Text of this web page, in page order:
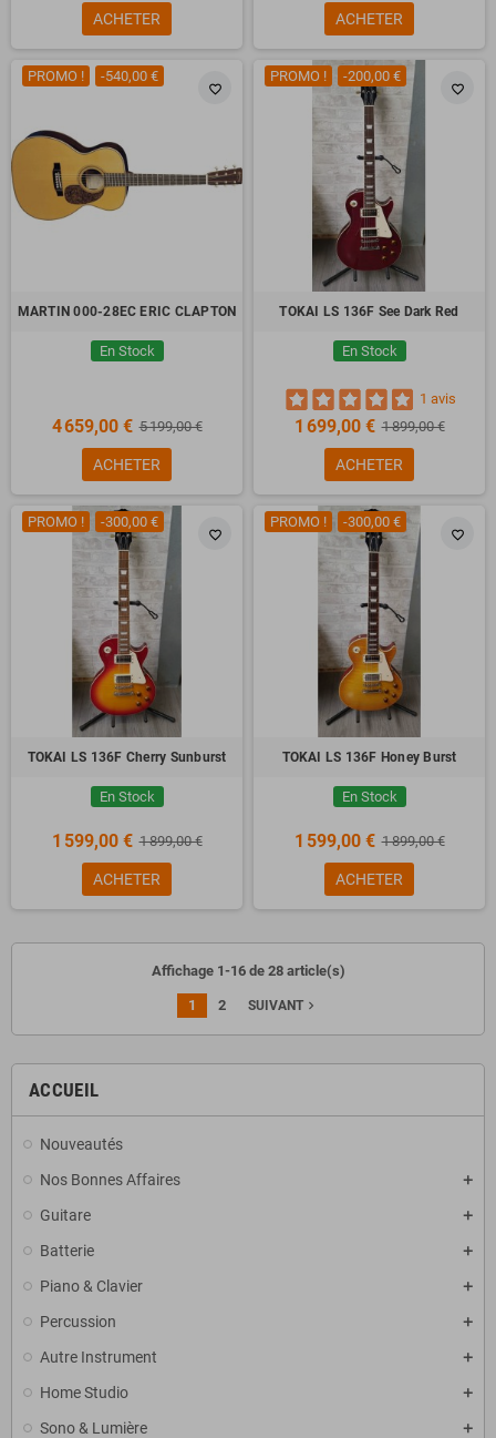
ACCUEIL
Nouveautés
Nos Bonnes Affaires
Guitare
Batterie
Piano & Clavier
Percussion
Autre Instrument
Home Studio
Sono & Lumière
ACHETER ACHETER
favorite_border
PROMO ! -540,00 €
MARTIN 000-28EC ERIC CLAPTON
En Stock
4 659,00 € 5 199,00 €
ACHETER
favorite_border
PROMO ! -200,00 €
TOKAI LS 136F See Dark Red
En Stock
1 avis
1 699,00 € 1 899,00 €
ACHETER
favorite_border
PROMO ! -300,00 €
TOKAI LS 136F Cherry Sunburst
En Stock
1 599,00 € 1 899,00 €
ACHETER
favorite_border
PROMO ! -300,00 €
TOKAI LS 136F Honey Burst
En Stock
1 599,00 € 1 899,00 €
ACHETER
Affichage 1-16 de 28 article(s)
1 2 SUIVANT navigate_next